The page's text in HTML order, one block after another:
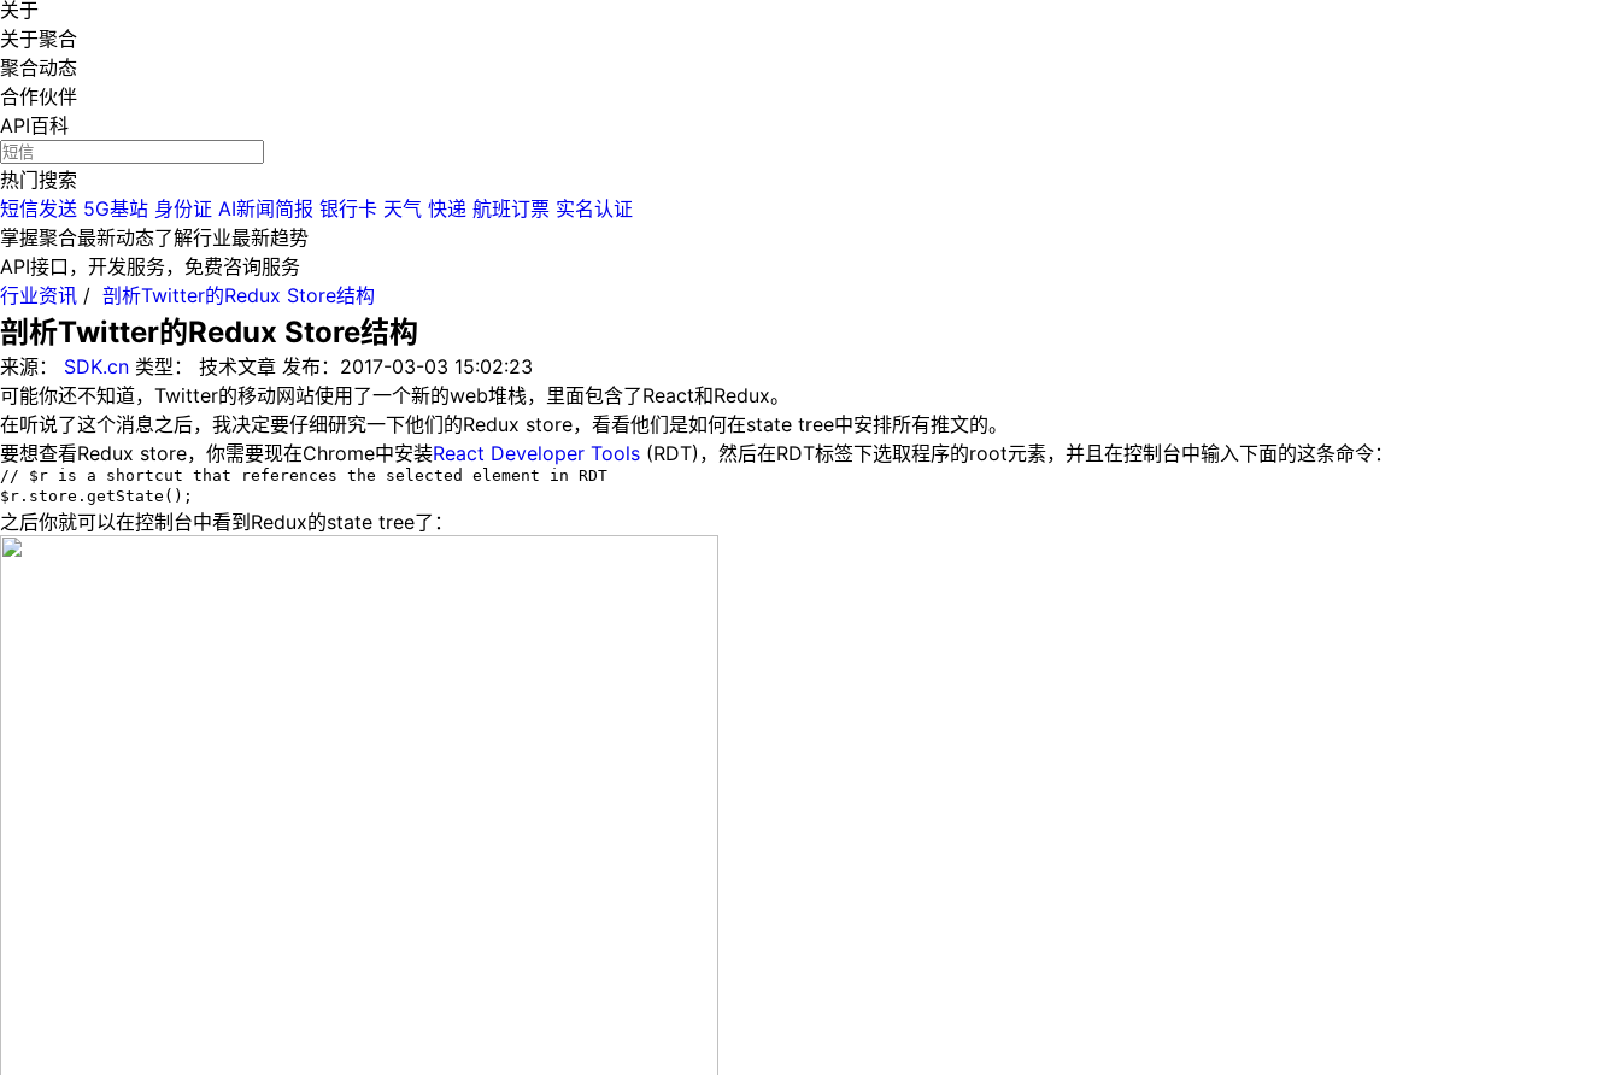
关于
关于聚合
聚合动态
合作伙伴
API百科
热门搜索
短信发送 5G基站 身份证 AI新闻简报 银行卡 天气 快递 航班订票 实名认证
掌握聚合最新动态了解行业最新趋势
API接口，开发服务，免费咨询服务
行业资讯 / 剖析Twitter的Redux Store结构
剖析Twitter的Redux Store结构
来源： SDK.cn 类型： 技术文章 发布： 2017-03-03 15:02:23
可能你还不知道， Twitter的移动网站使用了一个新的web堆栈，里面包含了React和Redux。
在听说了这个消息之后，我决定要仔细研究一下他们的Redux store，看看他们是如何在state tree中安排所有推文的。
要想查看Redux store，你需要现在Chrome中安装React Developer Tools (RDT) ，然后在RDT标签下选取程序的root元素，并且在控制台中输入下面的这条命令：
// $r is a shortcut that references the selected element in RDT
$r.store.getState();
之后你就可以在控制台中看到 Redux的state tree了：